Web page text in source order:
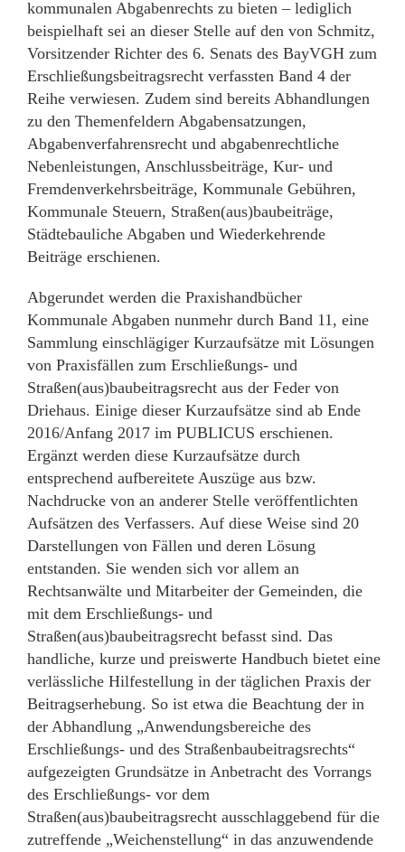
kommunalen Abgabenrechts zu bieten – lediglich
beispielhaft sei an dieser Stelle auf den von Schmitz,
Vorsitzender Richter des 6. Senats des BayVGH zum
Erschließungsbeitragsrecht verfassten Band 4 der
Reihe verwiesen. Zudem sind bereits Abhandlungen
zu den Themenfeldern Abgabensatzungen,
Abgabenverfahrensrecht und abgabenrechtliche
Nebenleistungen, Anschlussbeiträge, Kur- und
Fremdenverkehrsbeiträge, Kommunale Gebühren,
Kommunale Steuern, Straßen(aus)baubeiträge,
Städtebauliche Abgaben und Wiederkehrende
Beiträge erschienen.
Abgerundet werden die Praxishandbücher
Kommunale Abgaben nunmehr durch Band 11, eine
Sammlung einschlägiger Kurzaufsätze mit Lösungen
von Praxisfällen zum Erschließungs- und
Straßen(aus)baubeitragsrecht aus der Feder von
Driehaus. Einige dieser Kurzaufsätze sind ab Ende
2016/Anfang 2017 im PUBLICUS erschienen.
Ergänzt werden diese Kurzaufsätze durch
entsprechend aufbereitete Auszüge aus bzw.
Nachdrucke von an anderer Stelle veröffentlichten
Aufsätzen des Verfassers. Auf diese Weise sind 20
Darstellungen von Fällen und deren Lösung
entstanden. Sie wenden sich vor allem an
Rechtsanwälte und Mitarbeiter der Gemeinden, die
mit dem Erschließungs- und
Straßen(aus)baubeitragsrecht befasst sind. Das
handliche, kurze und preiswerte Handbuch bietet eine
verlässliche Hilfestellung in der täglichen Praxis der
Beitragserhebung. So ist etwa die Beachtung der in
der Abhandlung „Anwendungsbereiche des
Erschließungs- und des Straßenbaubeitragsrechts“
aufgezeigten Grundsätze in Anbetracht des Vorrangs
des Erschließungs- vor dem
Straßen(aus)baubeitragsrecht ausschlaggebend für die
zutreffende „Weichenstellung“ in das anzuwendende